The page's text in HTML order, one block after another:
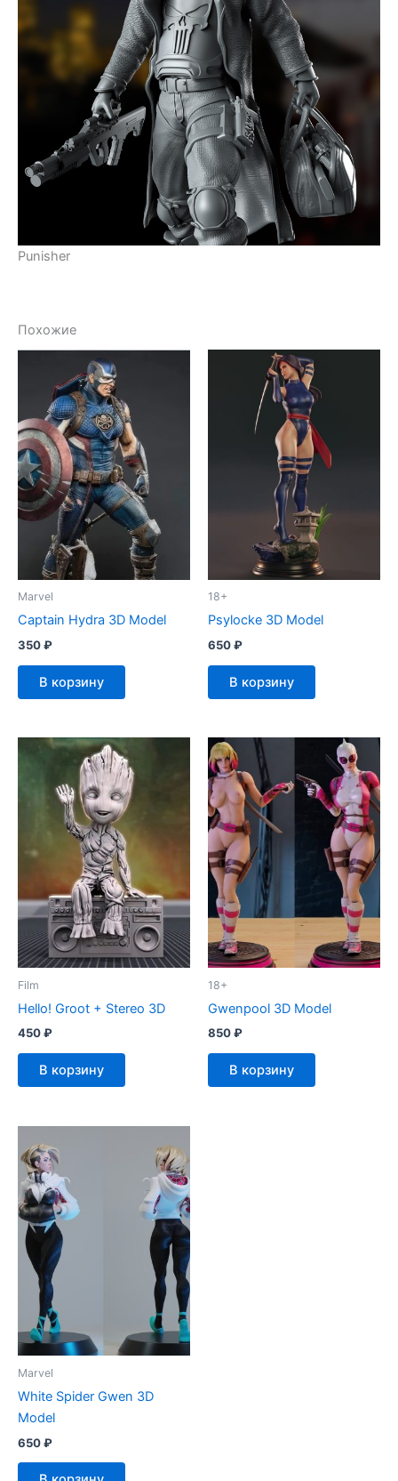
Punisher
Похожие
Marvel
Captain Hydra 3D Model
350₽
В корзину
18+
Psylocke 3D Model
650₽
В корзину
Film
Hello! Groot + Stereo 3D
450₽
В корзину
18+
Gwenpool 3D Model
850₽
В корзину
Marvel
White Spider Gwen 3D
Model
650₽